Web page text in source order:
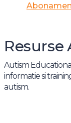
Resurse
Autism
informatie si
autism.